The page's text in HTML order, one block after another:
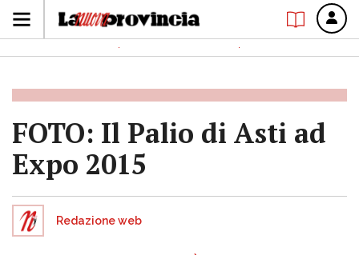
FOTO: Il Palio di Asti ad
Expo 2015
Redazione web